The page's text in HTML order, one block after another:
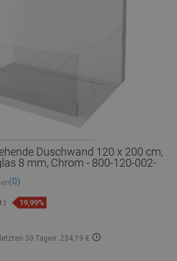
Duschwand 120 x 200 cm,
8 mm, Chrom - 800-120-002-
(0)
19,99%
30 Tagen: 234,19 €